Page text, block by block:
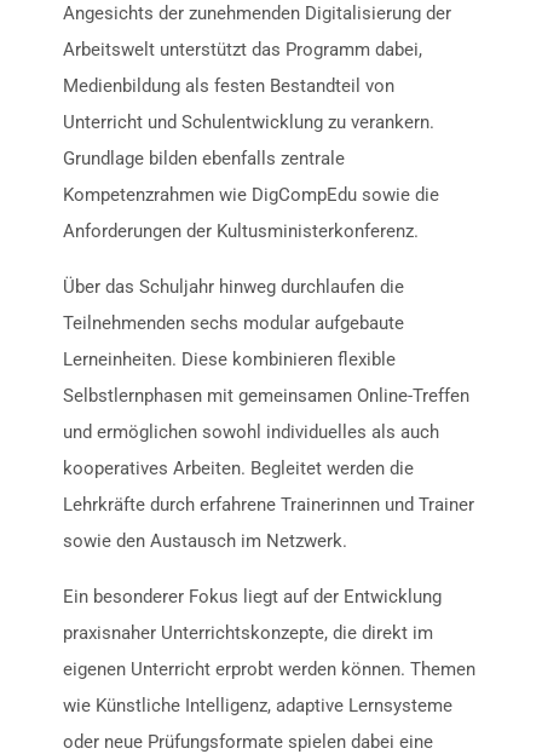
Angesichts der zunehmenden Digitalisierung der
Arbeitswelt unterstützt das Programm dabei,
Medienbildung als festen Bestandteil von
Unterricht und Schulentwicklung zu verankern.
Grundlage bilden ebenfalls zentrale
Kompetenzrahmen wie DigCompEdu sowie die
Anforderungen der Kultusministerkonferenz.
Über das Schuljahr hinweg durchlaufen die
Teilnehmenden sechs modular aufgebaute
Lerneinheiten. Diese kombinieren flexible
Selbstlernphasen mit gemeinsamen Online-Treffen
und ermöglichen sowohl individuelles als auch
kooperatives Arbeiten. Begleitet werden die
Lehrkräfte durch erfahrene Trainerinnen und Trainer
sowie den Austausch im Netzwerk.
Ein besonderer Fokus liegt auf der Entwicklung
praxisnaher Unterrichtskonzepte, die direkt im
eigenen Unterricht erprobt werden können. Themen
wie Künstliche Intelligenz, adaptive Lernsysteme
oder neue Prüfungsformate spielen dabei eine